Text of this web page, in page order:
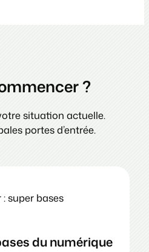
?
situation actuelle.
portes d’entrée.
du numérique